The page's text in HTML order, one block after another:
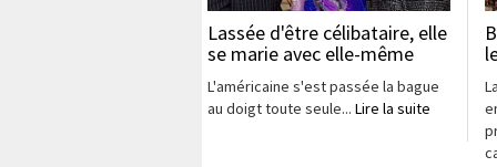
Lassée d'être célibataire, elle
se marie avec elle-même
L'américaine s'est passée la bague
au doigt toute seule... Lire la suite